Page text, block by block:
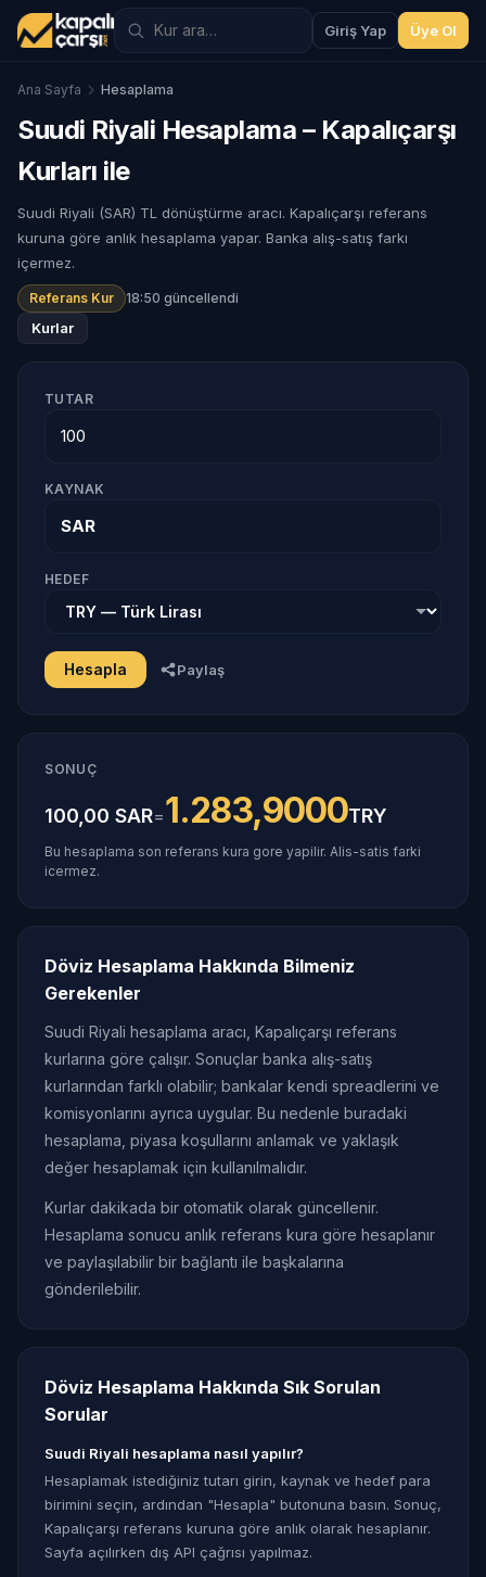
Giriş Yap Üye Ol
Ana Sayfa Hesaplama
Suudi Riyali Hesaplama – Kapalıçarşı
Kurları ile
Suudi Riyali (SAR) TL dönüştürme aracı. Kapalıçarşı referans
kuruna göre anlık hesaplama yapar. Banka alış-satış farkı
içermez.
Referans Kur 18:50 güncellendi
Kurlar
TUTAR
KAYNAK
SAR
HEDEF
Hesapla Paylaş
SONUÇ
100,00 SAR=1.283,9000TRY
Bu hesaplama son referans kura gore yapilir. Alis-satis farki
icermez.
Döviz Hesaplama Hakkında Bilmeniz
Gerekenler
Suudi Riyali hesaplama aracı, Kapalıçarşı referans
kurlarına göre çalışır. Sonuçlar banka alış-satış
kurlarından farklı olabilir; bankalar kendi spreadlerini ve
komisyonlarını ayrıca uygular. Bu nedenle buradaki
hesaplama, piyasa koşullarını anlamak ve yaklaşık
değer hesaplamak için kullanılmalıdır.
Kurlar dakikada bir otomatik olarak güncellenir.
Hesaplama sonucu anlık referans kura göre hesaplanır
ve paylaşılabilir bir bağlantı ile başkalarına
gönderilebilir.
Döviz Hesaplama Hakkında Sık Sorulan
Sorular
Suudi Riyali hesaplama nasıl yapılır?
Hesaplamak istediğiniz tutarı girin, kaynak ve hedef para
birimini seçin, ardından "Hesapla" butonuna basın. Sonuç,
Kapalıçarşı referans kuruna göre anlık olarak hesaplanır.
Sayfa açılırken dış API çağrısı yapılmaz.